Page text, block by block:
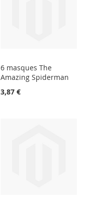
6 masques The
Amazing Spiderman
3,87 €